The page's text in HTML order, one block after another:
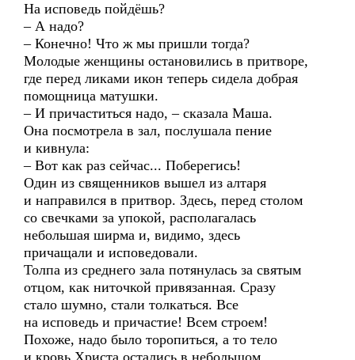
На исповедь пойдёшь?
– А надо?
– Конечно! Что ж мы пришли тогда?
Молодые женщины остановились в притворе,
где перед ликами икон теперь сидела добрая
помощница матушки.
– И причаститься надо, – сказала Маша.
Она посмотрела в зал, послушала пение
и кивнула:
– Вот как раз сейчас... Поберегись!
Один из священников вышел из алтаря
и направился в притвор. Здесь, перед столом
со свечками за упокой, располагалась
небольшая ширма и, видимо, здесь
причащали и исповедовали.
Толпа из среднего зала потянулась за святым
отцом, как ниточкой привязанная. Сразу
стало шумно, стали толкаться. Все
на исповедь и причастие! Всем строем!
Похоже, надо было торопиться, а то тело
и кровь Христа остались в небольшом